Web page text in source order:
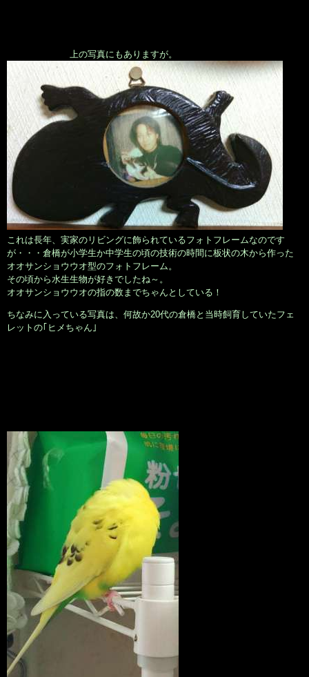
上の写真にもありますが。
これは長年、実家のリビングに飾られているフォトフレームなのです
が・・・倉橋が小学生か中学生の頃の技術の時間に板状の木から作った
オオサンショウウオ型のフォトフレーム。
その頃から水生生物が好きでしたね～。
オオサンショウウオの指の数までちゃんとしている！
ちなみに入っている写真は、何故か20代の倉橋と当時飼育していたフェ
レットの｢ヒメちゃん｣